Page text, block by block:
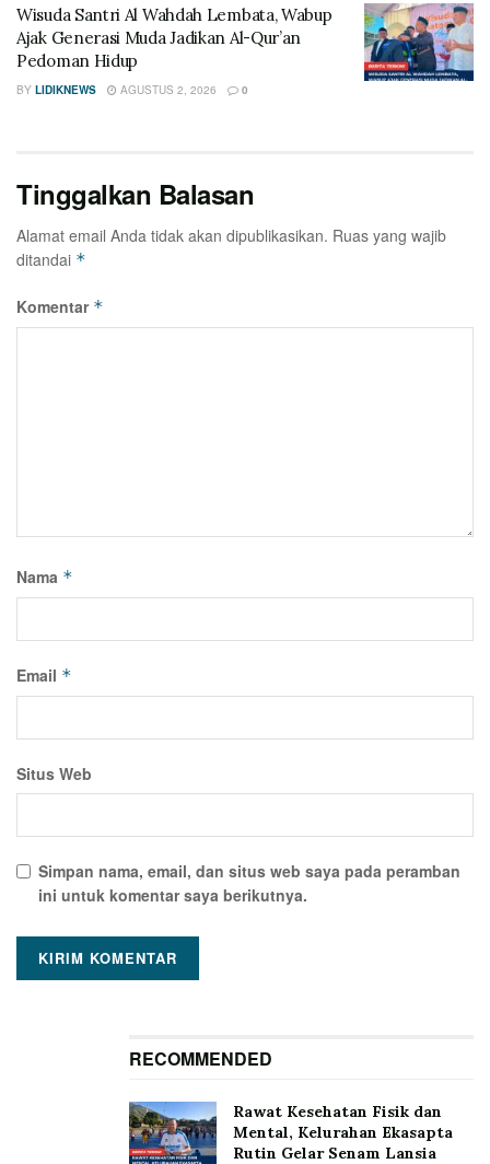
Wisuda Santri Al Wahdah Lembata, Wabup
Ajak Generasi Muda Jadikan Al-Qur’an
Pedoman Hidup
BY LIDIKNEWS AGUSTUS 2, 2026 0
Tinggalkan Balasan
Alamat email Anda tidak akan dipublikasikan. Ruas yang wajib
ditandai *
Komentar *
Nama *
Email *
Situs Web
Simpan nama, email, dan situs web saya pada peramban
ini untuk komentar saya berikutnya.
RECOMMENDED
Rawat Kesehatan Fisik dan
Mental, Kelurahan Ekasapta
Rutin Gelar Senam Lansia